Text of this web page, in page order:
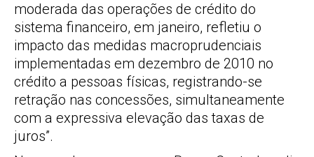
moderada das operações de crédito do
sistema financeiro, em janeiro, refletiu o
impacto das medidas macroprudenciais
implementadas em dezembro de 2010 no
crédito a pessoas físicas, registrando-se
retração nas concessões, simultaneamente
com a expressiva elevação das taxas de
juros”.